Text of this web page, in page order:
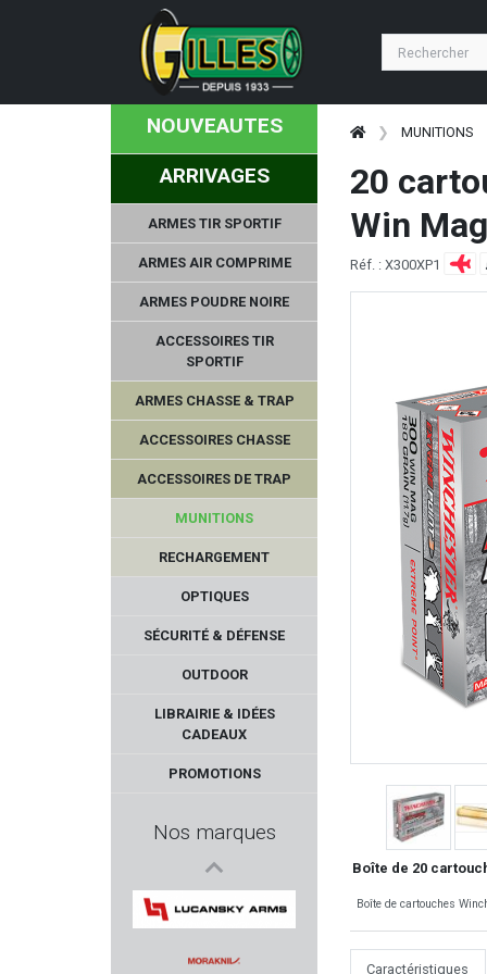
NOUVEAUTES
ARRIVAGES
ARMES TIR SPORTIF
ARMES AIR COMPRIME
ARMES POUDRE NOIRE
ACCESSOIRES TIR
SPORTIF
ARMES CHASSE & TRAP
ACCESSOIRES CHASSE
ACCESSOIRES DE TRAP
MUNITIONS
RECHARGEMENT
OPTIQUES
SÉCURITÉ & DÉFENSE
OUTDOOR
LIBRAIRIE & IDÉES
CADEAUX
PROMOTIONS
Nos marques
MDT
LUCANSKY
MUNITIONS
20
Win
Réf. : X300XP1
Boîte de 20
Boîte de cartouches
Caractéristiques